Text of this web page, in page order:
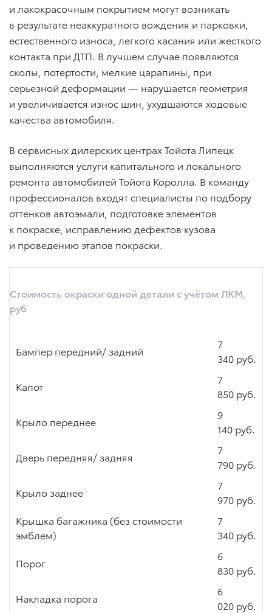
и лакокрасочным покрытием могут возникать
в результате неаккуратного вождения и парковки,
естественного износа, легкого касания или жесткого
контакта при ДТП. В лучшем случае появляются
сколы, потертости, мелкие царапины, при
серьезной деформации — нарушается геометрия
и увеличивается износ шин, ухудшаются ходовые
качества автомобиля.
В сервисных дилерских центрах Тойота Липецк
выполняются услуги капитального и локального
ремонта автомобилей Тойота Королла. В команду
профессионалов входят специалисты по подбору
оттенков автоэмали, подготовке элементов
к покраске, исправлению дефектов кузова
и проведению этапов покраски.
Стоимость окраски одной детали с учётом ЛКМ,
руб
Бампер передний/ задний
7
340 руб.
Капот
7
850 руб.
Крыло переднее
9
140 руб.
Дверь передняя/ задняя
7
790 руб.
Крыло заднее
7
970 руб.
Крышка багажника (без стоимости
эмблем)
7
340 руб.
Порог
6
830 руб.
Накладка порога
6
020 руб.